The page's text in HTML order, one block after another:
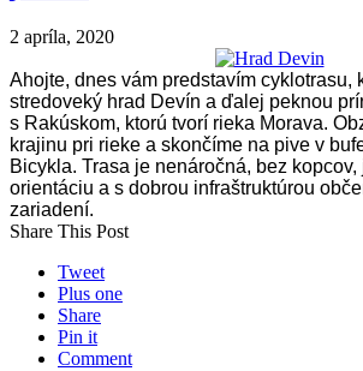
2 apríla, 2020
Ahojte, dnes vám predstavím cyklotrasu,
stredoveký hrad Devín a ďalej peknou
s Rakúskom, ktorú tvorí rieka Morava.
krajinu pri rieke a skončíme na pive v
Bicykla. Trasa je nenáročná, bez
orientáciu a s dobrou infraštruktúrou
zariadení.
Share This Post
Tweet
Plus one
Share
Pin it
Comment